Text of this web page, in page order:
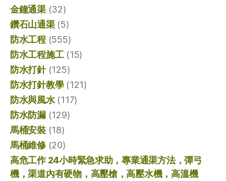
金鐘通渠(32)
鑽石山通渠(5)
防水工程(555)
防水工程施工(15)
防水打針(125)
防水打針教學(121)
防水與風水(117)
防水防漏(129)
馬桶安裝(18)
馬桶維修(20)
高危工作 24小時緊急求助，專業通渠方法，彈弓
機，渠道內有硬物，高壓槍，高壓水機，高溫機